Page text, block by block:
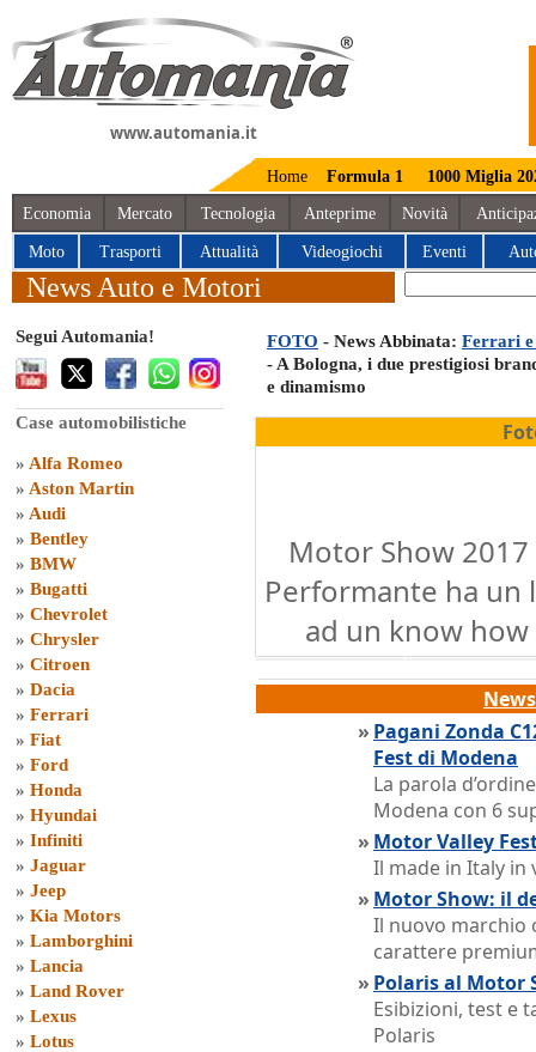
www.automania.it
Home Formula 1 1000 Miglia
Economia Mercato Tecnologia Anteprime Novità
Moto Trasporti Attualità Videogiochi Eventi
News Auto e Motori
Segui Automania!
Case automobilistiche
» Alfa Romeo
» Aston Martin
» Audi
» Bentley
» BMW
» Bugatti
» Chevrolet
» Chrysler
» Citroen
» Dacia
» Ferrari
» Fiat
» Ford
» Honda
» Hyundai
» Infiniti
» Jaguar
» Jeep
» Kia Motors
» Lamborghini
» Lancia
» Land Rover
» Lexus
» Lotus
FOTO - News Abbinata: Ferrari e
- A Bologna, i due prestigiosi
e dinamismo
Motor Show
Performante ha un
ad un know
» Pagani Zonda
Fest di Modena
La parola
Modena con 6
» Motor Valley
Il made in Italy in
» Motor Show: il
Il nuovo marchio
carattere
» Polaris al Motor
Esibizioni, test e
Polaris